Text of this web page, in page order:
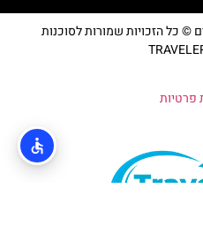
© כל הזכויות שמורות לסוכנות
פרטיות